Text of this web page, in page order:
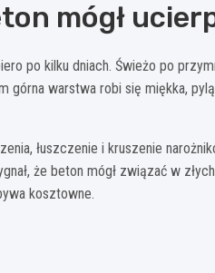
mógł
po kilku dniach. Świeżo po
górna warstwa robi się miękka,
łuszczenie i kruszenie
że beton mógł związać w
kosztowne.